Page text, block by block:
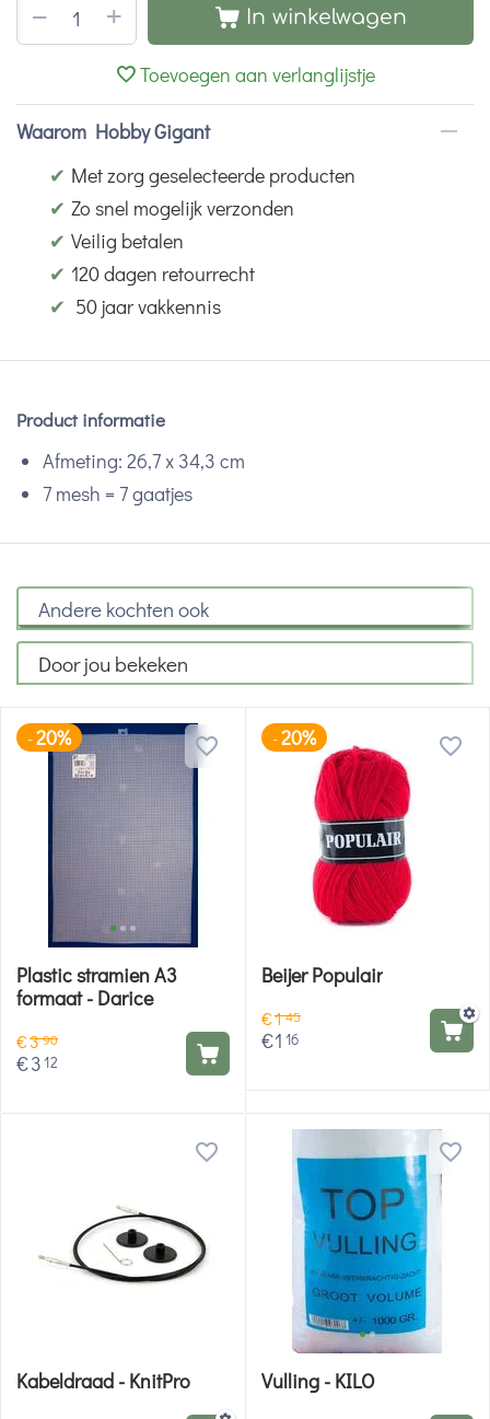
+
− In winkelwagen
Toevoegen aan verlanglijstje
Waarom Hobby Gigant
✔ Met zorg geselecteerde producten
✔ Zo snel mogelijk verzonden
✔ Veilig betalen
✔ 120 dagen retourrecht
✔ 50 jaar vakkennis
Product informatie
Afmeting: 26,7 x 34,3 cm
7 mesh = 7 gaatjes
Andere kochten ook
Door jou bekeken
-20%
Plastic stramien A3
formaat - Darice
€390
€312
-20%
Beijer Populair
€145
€1 16
Kabeldraad - KnitPro Vulling - KILO